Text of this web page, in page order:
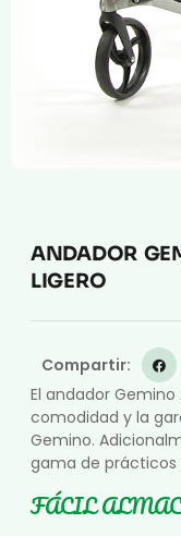
ANDADOR
LIGERO
Compartir:
El andador
comodidad y la
Gemino.
gama de prácticos
FÁCIL